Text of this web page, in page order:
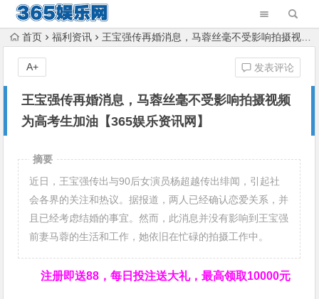
首页 福利资讯 王宝强传再婚消息，马蓉丝毫不受影响拍摄视频为高考生加油【365娱乐资讯网】
王宝强传再婚消息，马蓉丝毫不受影响拍摄视频
为高考生加油【365娱乐资讯网】
发表评论
A+
摘要
近日，王宝强传出与90后女演员杨超越传出绯闻，引起社
会各界的关注和热议。据报道，两人已经确认恋爱关系，并
且已经考虑结婚的事宜。然而，此消息并没有影响到王宝强
前妻马蓉的生活和工作，她依旧在忙碌的拍摄工作中。
注册即送88，每日投注送大礼，最高领取10000元